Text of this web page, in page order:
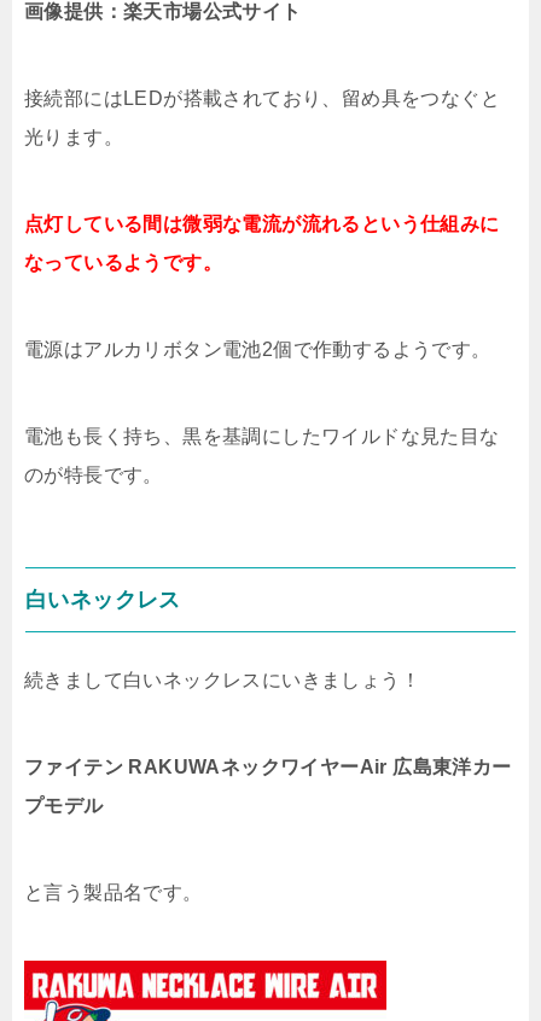
画像提供：楽天市場公式サイト
接続部にはLEDが搭載されており、留め具をつなぐと
光ります。
点灯している間は微弱な電流が流れるという仕組みに
なっているようです。
電源はアルカリボタン電池2個で作動するようです。
電池も長く持ち、黒を基調にしたワイルドな見た目な
のが特長です。
白いネックレス
続きまして白いネックレスにいきましょう！
ファイテン RAKUWAネックワイヤーAir 広島東洋カー
プモデル
と言う製品名です。